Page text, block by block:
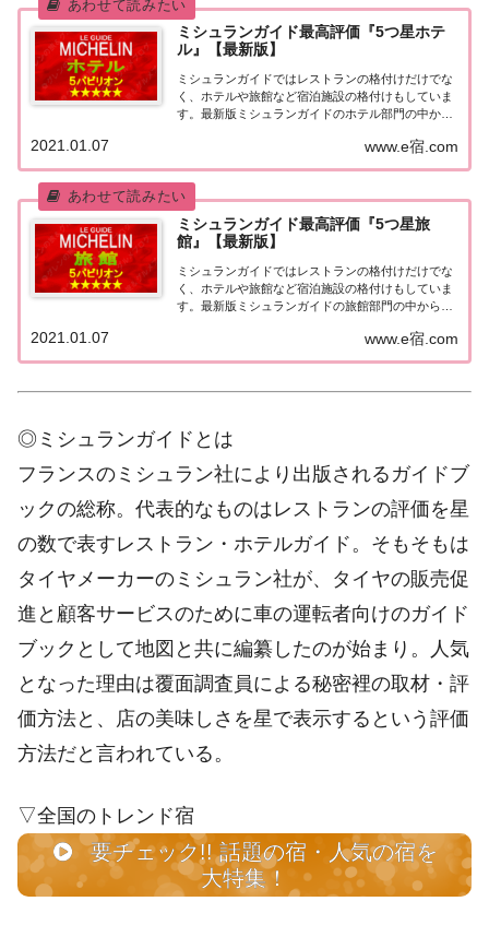
ミシュランガイド最高評価『5つ星ホテ
ル』【最新版】
ミシュランガイドではレストランの格付けだけでな
く、ホテルや旅館など宿泊施設の格付けもしていま
す。最新版ミシュランガイドのホテル部門の中から
をまとめてみました♪ いずれのホテルも人気ランキ
ングなどで常に上位を賑わす有名ホテル。各ホテル
の...
www.e宿.com
2021.01.07
ミシュランガイド最高評価『5つ星旅
館』【最新版】
ミシュランガイドではレストランの格付けだけでな
く、ホテルや旅館など宿泊施設の格付けもしていま
す。最新版ミシュランガイドの旅館部門の中から最
とめてみました♪ いずれも人気ランキングなどで常
に上位を賑わす有名旅館。各旅館の情報と口コミ評
www.e宿.com
2021.01.07
◎ミシュランガイドとは
フランスのミシュラン社により出版されるガイドブ
ックの総称。代表的なものはレストランの評価を星
の数で表すレストラン・ホテルガイド。そもそもは
タイヤメーカーのミシュラン社が、タイヤの販売促
進と顧客サービスのために車の運転者向けのガイド
ブックとして地図と共に編纂したのが始まり。人気
となった理由は覆面調査員による秘密裡の取材・評
価方法と、店の美味しさを星で表示するという評価
方法だと言われている。
▽全国のトレンド宿
要チェック!! 話題の宿・人気の宿を
大特集！